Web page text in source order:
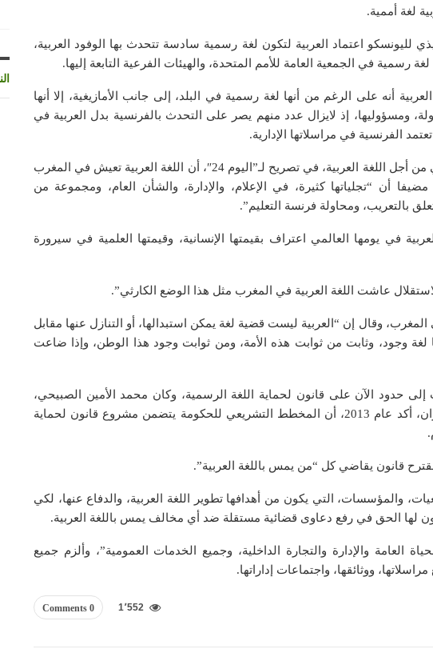
التنفيذي لليونسكو اعتماد العربية لتكون لغة رسمية سادسة تتحدث بها الوفود العربية،
رسمية في الجمعية العامة للأمم المتحدة، والهيئات الفرعية التابعة إليها.
أنه على الرغم من أنها لغة رسمية في البلد، إلى جانب الأمازيغية، إلا أنها
إذ لايزال عدد منهم يصر على التحدث بالفرنسية بدل العربية في
الفرنسية في مراسلاتها الإدارية.
ويرى فؤاد بوعلي، رئيس الائتلاف الوطني من أجل اللغة العربية، في تصريح لـ”اليوم 24″، أن اللغة العربية تعيش في المغرب
أن “تجلياتها كثيرة، في الإعلام، والإدارة، والشأن العام، ومجموعة من
بالتعريب، ومحاولة فرنسة التعليم”.
في يومها العالمي اعتراف بقيمتها الإنسانية، وقيمتها العلمية في سيرورة
عاشت اللغة العربية في المغرب مثل هذا الوضع الكارثي”.
وقال إن “العربية ليست قضية لغة يمكن استبدالها، أو التنازل عنها مقابل
وجود، وثابت من ثوابت هذه الأمة، ومن ثوابت وجود هذا الوطن، وإذا ضاعت
إلى حدود الآن على قانون لحماية اللغة الرسمية، وكان محمد الأمين الصبيحي،
وزير الثقافة في حكومة عبد الإله بن كيران، أكد عام 2013، أن المخطط التشريعي للحكومة يتضمن مشروع قانون لحماية
قانون يقاضي كل “من يمس باللغة العربية”.
والمؤسسات، التي يكون من أهدافها تطوير اللغة العربية، والدفاع عنها، لكي
لها الحق في رفع دعاوى قضائية مستقلة ضد أي مخالف يمس باللغة العربية.
العامة والإدارة والتجارة الداخلية، وجميع الخدمات العمومية”، وألزم جميع
ووثائقها، واجتماعات إداراتها.
0 Comments 1٬552